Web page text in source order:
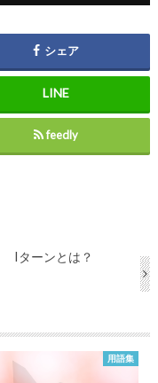
シェア
feedly
Iターンとは？
用語集